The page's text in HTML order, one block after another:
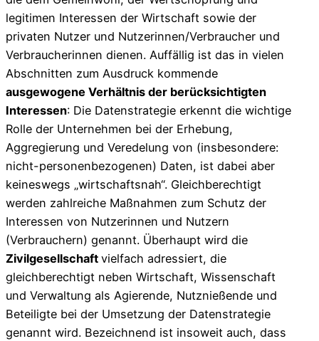
legitimen Interessen der Wirtschaft sowie der
privaten Nutzer und Nutzerinnen/Verbraucher und
Verbraucherinnen dienen. Auffällig ist das in vielen
Abschnitten zum Ausdruck kommende
ausgewogene Verhältnis der berücksichtigten
Interessen: Die Datenstrategie erkennt die wichtige
Rolle der Unternehmen bei der Erhebung,
Aggregierung und Veredelung von (insbesondere:
nicht-personenbezogenen) Daten, ist dabei aber
keineswegs „wirtschaftsnah“. Gleichberechtigt
werden zahlreiche Maßnahmen zum Schutz der
Interessen von Nutzerinnen und Nutzern
(Verbrauchern) genannt. Überhaupt wird die
Zivilgesellschaft vielfach adressiert, die
gleichberechtigt neben Wirtschaft, Wissenschaft
und Verwaltung als Agierende, Nutznießende und
Beteiligte bei der Umsetzung der Datenstrategie
genannt wird. Bezeichnend ist insoweit auch, dass